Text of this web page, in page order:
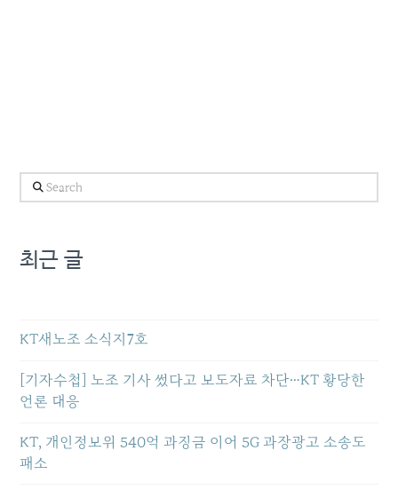
Search
최근 글
KT새노조 소식지7호
[기자수첩] 노조 기사 썼다고 보도자료 차단…KT 황당한
언론 대응
KT, 개인정보위 540억 과징금 이어 5G 과장광고 소송도
패소